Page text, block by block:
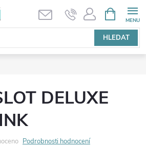
HLEDAT
NÁKUPNÍ
KOŠÍK
DELUXE
Podrobnosti hodnocení